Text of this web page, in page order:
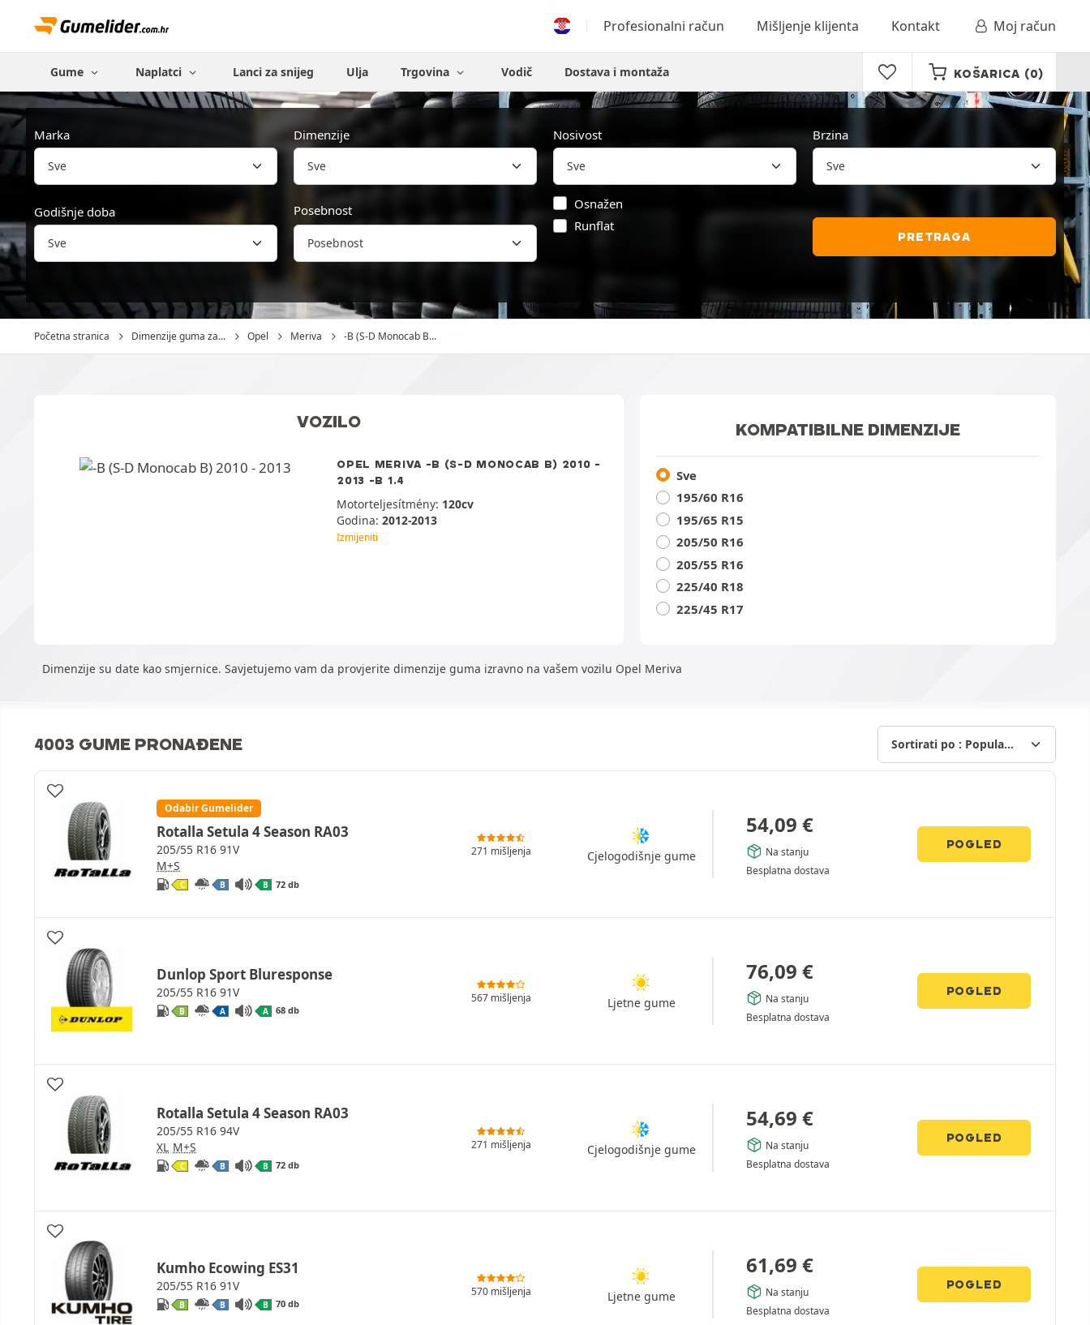
Profesionalni račun Mišljenje klijenta Kontakt Moj račun
Gume Naplatci Lanci za snijeg Ulja Trgovina Vodič Dostava i montaža KOŠARICA (0)
Marka
Sve
Dimenzije Nosivost Brzina
Godišnje doba Posebnost
Posebnost
Osnažen
Runflat
PRETRAGA
Početna stranica Dimenzije guma za... Opel Meriva -B (S-D Monocab B...
VOZILO
OPEL MERIVA -B (S-D MONOCAB B) 2010 -
2013 -B 1.4
Motorteljesítmény: 120cv
Godina:2012-2013
Izmijeniti
KOMPATIBILNE DIMENZIJE
Sve
195/60 R16
195/65 R15
205/50 R16
205/55 R16
225/40 R18
225/45 R17
Dimenzije su date kao smjernice. Savjetujemo vam da provjerite dimenzije guma izravno na vašem vozilu Opel Meriva
4003 GUME PRONAĐENE
Odabir Gumelider
Rotalla Setula 4 Season RA03
205/55 R16 91V
M+S
C B B 72 db
271 mišljenja Cjelogodišnje gume
54,09 €
Na stanju
Besplatna dostava
POGLED
Dunlop Sport Bluresponse
205/55 R16 91V
B A A 68 db
567 mišljenja Ljetne gume
76,09 €
Na stanju
Besplatna dostava
POGLED
Rotalla Setula 4 Season RA03
205/55 R16 94V
XL M+S
C B B 72 db
271 mišljenja Cjelogodišnje gume
54,69 €
Na stanju
Besplatna dostava
POGLED
Kumho Ecowing ES31
205/55 R16 91V
B B B 70 db
570 mišljenja Ljetne gume
61,69 €
Na stanju
Besplatna dostava
POGLED